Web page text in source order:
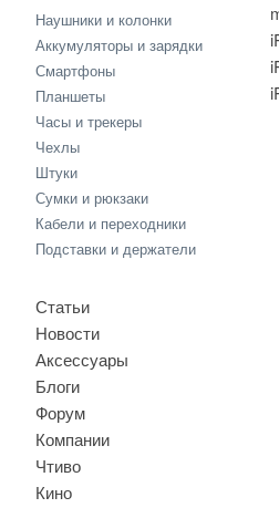
Наушники и колонки
Аккумуляторы и зарядки
Смартфоны
Планшеты
Часы и трекеры
Чехлы
Штуки
Сумки и рюкзаки
Кабели и переходники
Подставки и держатели
Статьи
Новости
Аксессуары
Блоги
Форум
Компании
Чтиво
Кино